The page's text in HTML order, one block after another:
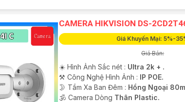
CAMERA HIKVISION DS-
Giá Khuyến Mại: 5%-
Giá Bán:
☀️ Hình Ảnh Sắc nét : Ultra 2k + .
⚒ Công Nghệ Hình Ảnh : IP POE.
🌛 Tầm Xa Ban Đêm : Hồng Ngoại
🕉️ Camera Dòng Thân Plastic.